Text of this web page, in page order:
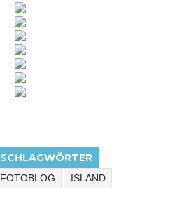
SCHLAGWÖRTER
FOTOBLOG
ISLAND